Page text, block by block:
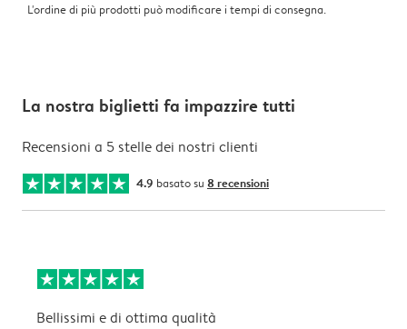
L'ordine di più prodotti può modificare i tempi di consegna.
La nostra biglietti fa impazzire tutti
Recensioni a 5 stelle dei nostri clienti
4.9 basato su 8 recensioni
Bellissimi e di ottima qualità